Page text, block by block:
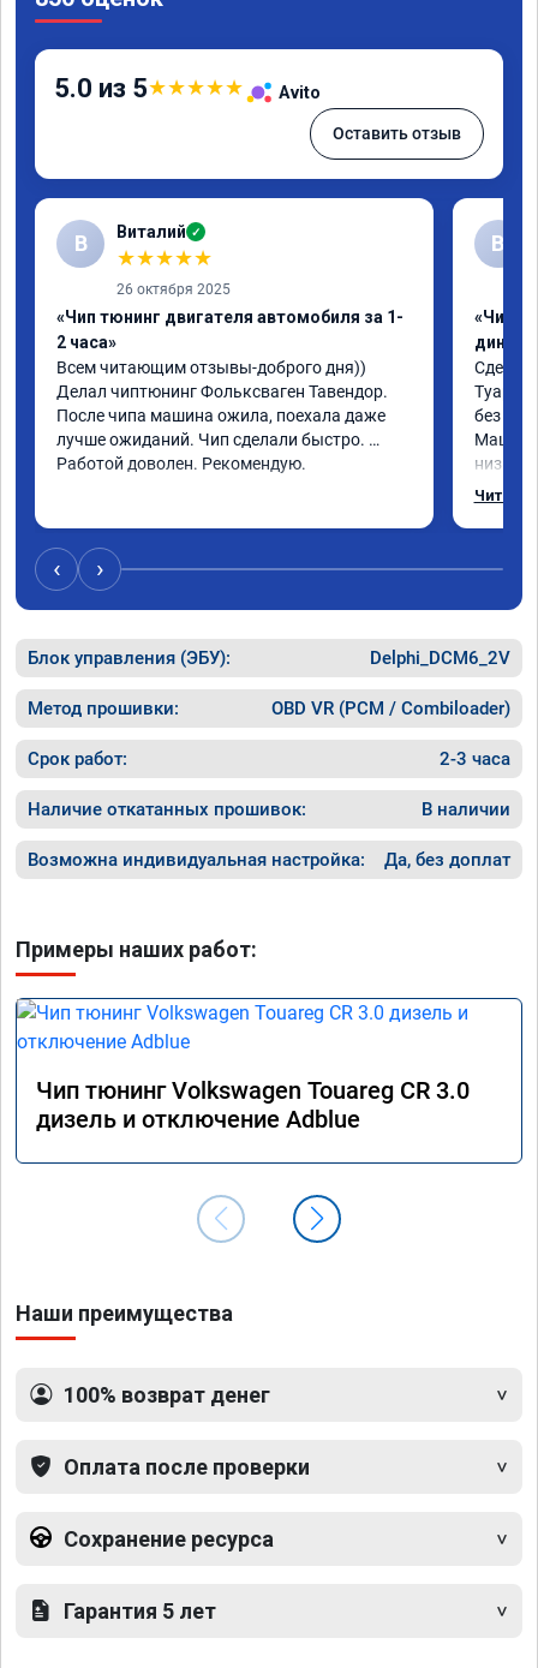
5.0 из 5★★★★★ Avito
Оставить отзыв
В Виталий ✓
★★★★★
26 октября 2025
«Чип тюнинг двигателя автомобиля за 1-
2 часа»
Всем читающим отзывы-доброго дня))
Делал чиптюнинг Фольксваген Тавендор.
После чипа машина ожила, поехала даже
лучше ожиданий. Чип сделали быстро.
Работой доволен. Рекомендую.
В
«Чип
Туарег
без
Машина
низких
км/ч
Читать
‹ ›
Блок управления (ЭБУ): Delphi_DCM6_2V
Метод прошивки: OBD VR (PCM / Combiloader)
Срок работ: 2-3 часа
Наличие откатанных прошивок: В наличии
Возможна индивидуальная настройка: Да, без доплат
Примеры наших работ:
Чип тюнинг Volkswagen Touareg CR 3.0
дизель и отключение Adblue
Наши преимущества
100% возврат денег
Оплата после проверки
Сохранение ресурса
Гарантия 5 лет